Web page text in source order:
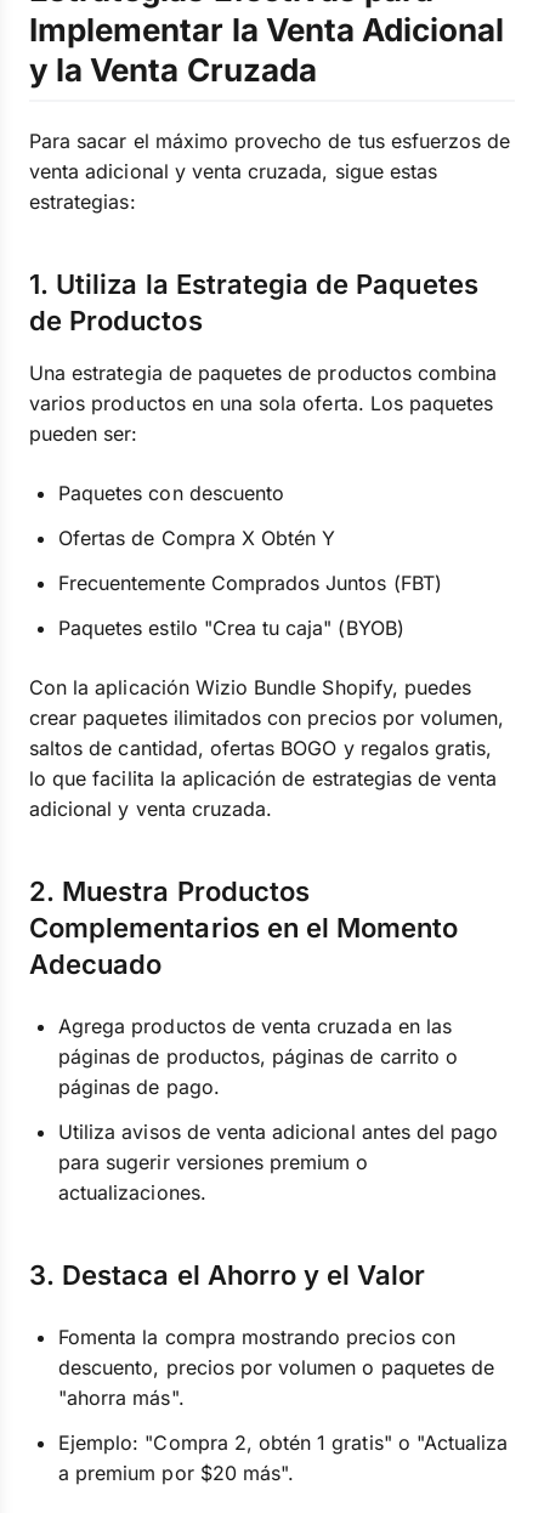
Implementar la Venta Adicional
y la Venta Cruzada
Para sacar el máximo provecho de tus esfuerzos de
venta adicional y venta cruzada, sigue estas
estrategias:
1. Utiliza la Estrategia de Paquetes
de Productos
Una estrategia de paquetes de productos combina
varios productos en una sola oferta. Los paquetes
pueden ser:
Paquetes con descuento
Ofertas de Compra X Obtén Y
Frecuentemente Comprados Juntos (FBT)
Paquetes estilo "Crea tu caja" (BYOB)
Con la aplicación Wizio Bundle Shopify, puedes
crear paquetes ilimitados con precios por volumen,
saltos de cantidad, ofertas BOGO y regalos gratis,
lo que facilita la aplicación de estrategias de venta
adicional y venta cruzada.
2. Muestra Productos
Complementarios en el Momento
Adecuado
Agrega productos de venta cruzada en las
páginas de productos, páginas de carrito o
páginas de pago.
Utiliza avisos de venta adicional antes del pago
para sugerir versiones premium o
actualizaciones.
3. Destaca el Ahorro y el Valor
Fomenta la compra mostrando precios con
descuento, precios por volumen o paquetes de
"ahorra más".
Ejemplo: "Compra 2, obtén 1 gratis" o "Actualiza
a premium por $20 más".